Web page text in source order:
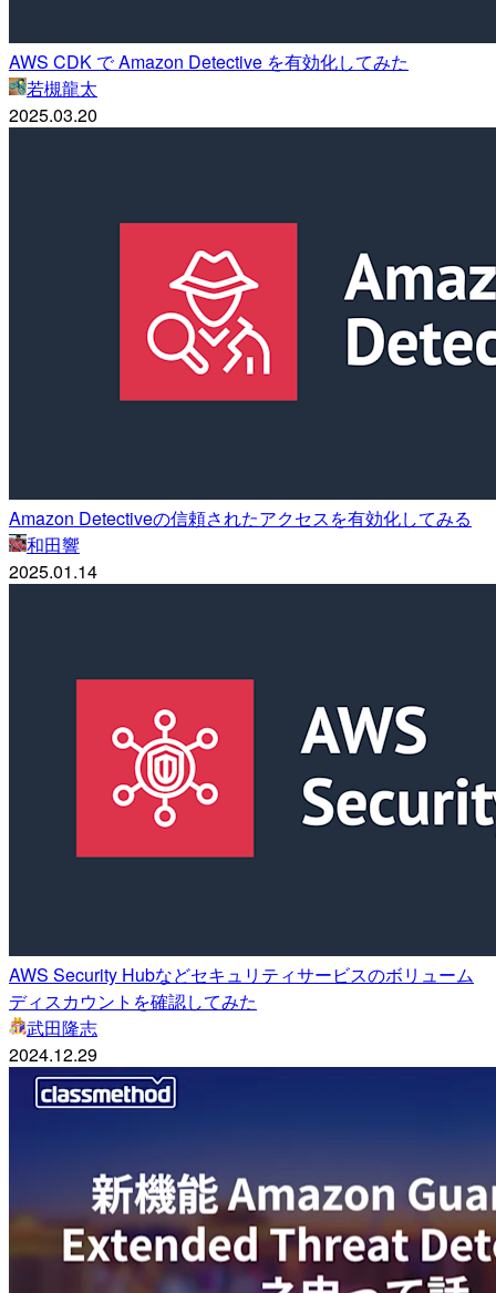
AWS CDK で Amazon Detective を有効化してみた
若槻龍太
2025.03.20
Amazon Detectiveの信頼されたアクセスを有効化してみる
和田響
2025.01.14
AWS Security Hubなどセキュリティサービスのボリューム
ディスカウントを確認してみた
武田隆志
2024.12.29